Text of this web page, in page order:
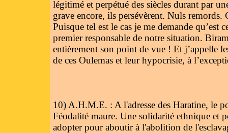
légitimé et perpétué des siècles durant par
grave encore, ils persévèrent. Nuls remords.
Puisque tel est le cas je me demande qu’est
premier responsable de notre situation.
entièrement son point de vue ! Et j’appelle
de ces Oulemas et leur hypocrisie, à
10) A.H.M.E. : A l'adresse des Haratine, le
Féodalité maure. Une solidarité ethnique et
adopter pour aboutir à l'abolition de